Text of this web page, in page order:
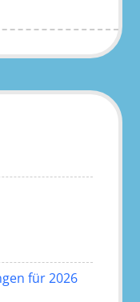
für 2026